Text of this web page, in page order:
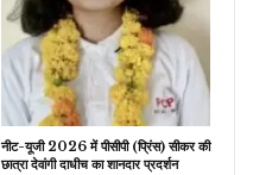
नीट-यूजी 2026 में पीसीपी (प्रिंस) सीकर की
छात्रा देवांगी दाधीच का शानदार प्रदर्शन